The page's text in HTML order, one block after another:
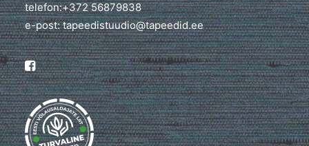
telefon:+372 56879838
e-post: tapeedistuudio@tapeedid.ee